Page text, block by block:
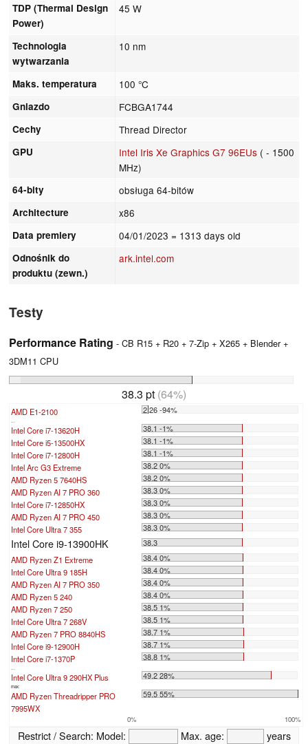
TDP (Thermal Design
Power)
45 W
Technologia
wytwarzania
10 nm
Maks. temperatura 100 °C
Gniazdo FCBGA1744
Cechy Thread Director
GPU Intel Iris Xe Graphics G7 96EUs ( - 1500
MHz)
64-bity obsługa 64-bitów
Architecture x86
Data premiery 04/01/2023 = 1313 days old
Odnośnik do
produktu (zewn.)
ark.intel.com
Testy
Performance Rating - CB R15 + R20 + 7-Zip + X265 + Blender +
3DM11 CPU
38.3 pt (64%)
AMD E1-2100 2.26 -94%
Intel Core i7-13620H
38.1 -1%
Intel Core i5-13500HX
38.1 -1%
Intel Core i7-12800H
38.1 -1%
Intel Arc G3 Extreme
38.2 0%
AMD Ryzen 5 7640HS
38.2 0%
AMD Ryzen AI 7 PRO 360
38.3 0%
Intel Core i7-12850HX
38.3 0%
AMD Ryzen AI 7 PRO 450
38.3 0%
Intel Core Ultra 7 355
38.3 0%
Intel Core i9-13900HK
38.3
AMD Ryzen Z1 Extreme
38.4 0%
Intel Core Ultra 9 185H
38.4 0%
AMD Ryzen AI 7 PRO 350
38.4 0%
AMD Ryzen 5 240
38.4 0%
AMD Ryzen 7 250
38.5 1%
Intel Core Ultra 7 268V
38.5 1%
AMD Ryzen 7 PRO 8840HS
38.7 1%
Intel Core i9-12900H
38.7 1%
Intel Core i7-1370P
38.8 1%
Intel Core Ultra 9 290HX Plus 49.2 28%
max:
AMD Ryzen Threadripper PRO
7995WX
59.5 55%
0% 100%
Restrict / Search: Model: Max. age: years